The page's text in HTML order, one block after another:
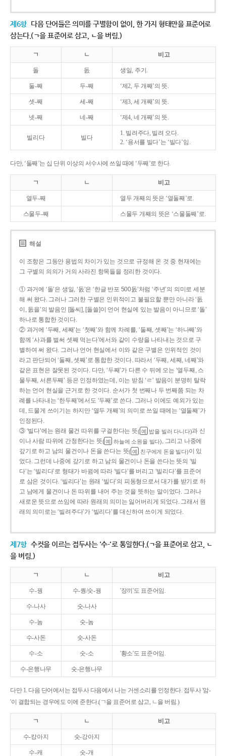
제6항 다음 단어들은 의미를 구별함이 없이, 한 가지 형태만을 표준어로
삼는다.(ㄱ을 표준어로 삼고, ㄴ을 버림.)
ㄱ ㄴ 비고
돌 돐 생일, 주기.
둘-째 두-째 ‘제2, 두 개째’의 뜻.
셋-째 세-째 ‘제3, 세 개째’의 뜻.
넷-째 네-째 ‘제4, 네 개째’의 뜻.
빌리다 빌다
1. 빌려주다, 빌려 오다.
2. ‘용서를 빌다’는 ‘빌다’임.
다만, ‘둘째’는 십 단위 이상의 서수사에 쓰일 때에 ‘두째’로 한다.
ㄱ ㄴ 비고
열두-째 열두 개째의 뜻은 ‘열둘째’로.
스물두-째 스물두 개째의 뜻은 ‘스물둘째’로.
해설
이 조항은 그동안 용법의 차이가 있는 것으로 규정해 온 것 중 현재에는
그 구별의 의의가 거의 사라진 항목들을 정리한 것이다.
① 과거에 ‘돌’은 생일, ‘돐’은 ‘한글 반포 500돐’처럼 ‘주년’의 의미로 세분
해 써 왔다. 그러나 그러한 구별은 인위적이고 불필요할 뿐만 아니라 ‘돐
이, 돐을’의 발음인 [돌씨], [돌쓸]이 언어 현실에 있는 발음이 아니므로 ‘돌’
하나로 통합한 것이다.
② 과거에 ‘두째, 세째’는 ‘첫째’와 함께 차례를, ‘둘째, 셋째’는 ‘하나째’와
함께 ‘사과를 벌써 셋째 먹는다’에서와 같이 수량을 나타내는 것으로 구
별하여 써 왔다. 그러나 언어 현실에서 이와 같은 구별은 인위적인 것이
라고 판단되어 ‘둘째, 셋째’로 통합한 것이다. 따라서 ‘두째, 세째, 네째’와
같은 표현은 잘못된 것이다. 다만, ‘두째’가 다른 수 뒤에 오는 ‘열두째, 스
물두째, 서른두째’ 등은 인정하였는데, 이는 받침 ‘ㄹ’ 발음이 분명히 탈락
하는 언어 현실을 근거로 한 것이다. 순서가 첫 번째나 두 번째쯤 되는 차
례를 나타내는 ‘한두째’에서도 ‘두째’로 쓴다. 그러나 이에도 예외가 있는
데, 드물게 쓰이기는 하지만 ‘열두 개째’의 의미로 쓰일 때에는 ‘열둘째’가
인정된다.
③ ‘빌다’에는 원래 물건 따위를 구걸한다는 뜻( 예 밥을 빌러 다니다)과 신
이나 사람 따위에 간청한다는 뜻( 예 하늘에 소원을 빌다), 그리고 나중에
갚기로 하고 남의 물건이나 돈을 쓴다는 뜻( 예 친구에게 돈을 빌다)이 있
었다. 그런데 나중에 갚기로 하고 남의 물건이나 돈을 쓴다는 뜻의 ‘빌
다’는 ‘빌리다’로 형태가 바뀜에 따라 ‘빌다’를 버리고 ‘빌리다’를 표준어
로 삼은 것이다. ‘빌리다’는 원래 ‘빌다’의 피동형으로서 대가를 받기로 하
고 남에게 물건이나 돈 따위를 내어 주는 것을 뜻하는 말이었다. 그러나
새로운 뜻으로 쓰임에 따라 원래의 의미는 잃어버리게 되었다. 그래서 원
래의 의미로는 ‘빌려주다’가 ‘빌리다’를 대신하여 쓰이게 되었다.
제7항 수컷을 이르는 접두사는 '수-'로 통일한다.(ㄱ을 표준어로 삼고, ㄴ
을 버림.)
ㄱ ㄴ 비고
수-꿩 수-퀑/숫-꿩 '장끼'도 표준어임.
수-나사 숫-나사
수-놈 숫-놈
수-사돈 숫-사돈
수-소 숫-소 '황소'도 표준어임.
수-은행나무 숫-은행나무
다만 1. 다음 단어에서는 접두사 다음에서 나는 거센소리를 인정한다. 접두사 '암-
'이 결합되는 경우에도 이에 준한다.(ㄱ을 표준어로 삼고, ㄴ을 버림.)
ㄱ ㄴ 비고
수-캉아지 숫-강아지
수-캐 숫-개